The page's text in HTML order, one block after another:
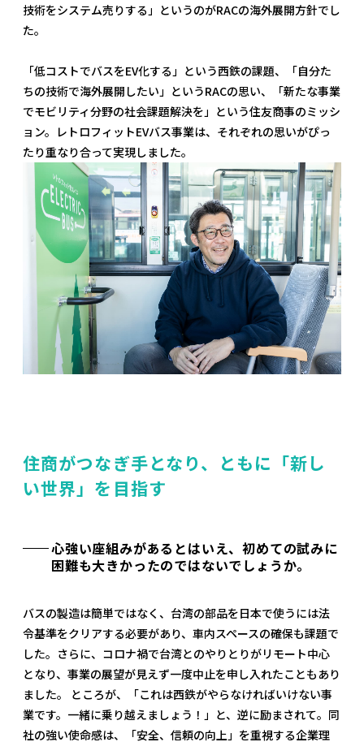
技術をシステム売りする」というのがRACの海外展開方針でし
た。
「低コストでバスをEV化する」という西鉄の課題、「自分た
ちの技術で海外展開したい」というRACの思い、「新たな事業
でモビリティ分野の社会課題解決を」という住友商事のミッシ
ョン。レトロフィットEVバス事業は、それぞれの思いがぴっ
たり重なり合って実現しました。
住商がつなぎ手となり、ともに「新し
い世界」を目指す
心強い座組みがあるとはいえ、初めての試みに
困難も大きかったのではないでしょうか。
バスの製造は簡単ではなく、台湾の部品を日本で使うには法
令基準をクリアする必要があり、車内スペースの確保も課題で
した。さらに、コロナ禍で台湾とのやりとりがリモート中心
となり、事業の展望が見えず一度中止を申し入れたこともあり
ました。 ところが、「これは西鉄がやらなければいけない事
業です。一緒に乗り越えましょう！」と、逆に励まされて。同
社の強い使命感は、「安全、信頼の向上」を重視する企業理